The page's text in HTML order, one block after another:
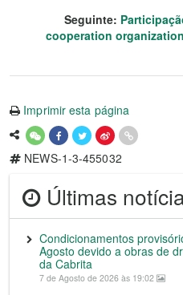
Seguinte:
cooperation
Imprimir esta página
NEWS-1-3-455032
Últimas
Condicionamentos
Agosto devido a obras de
da Cabrita
7 de Agosto de 2026 às 19:02